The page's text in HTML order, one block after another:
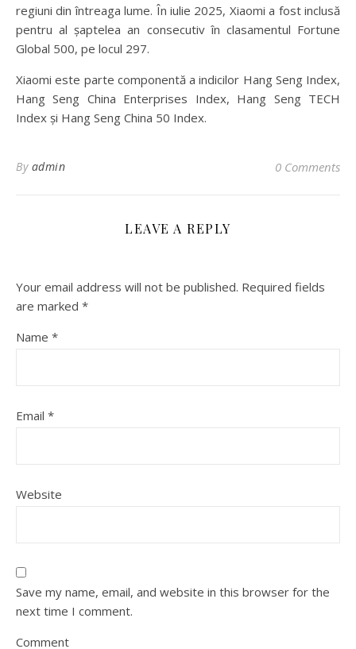
regiuni din întreaga lume. În iulie 2025, Xiaomi a fost inclusă
pentru al șaptelea an consecutiv în clasamentul Fortune
Global 500, pe locul 297.
Xiaomi este parte componentă a indicilor Hang Seng Index,
Hang Seng China Enterprises Index, Hang Seng TECH
Index și Hang Seng China 50 Index.
By admin 0 Comments
LEAVE A REPLY
Your email address will not be published. Required fields
are marked *
Name *
Email *
Website
Save my name, email, and website in this browser for the
next time I comment.
Comment